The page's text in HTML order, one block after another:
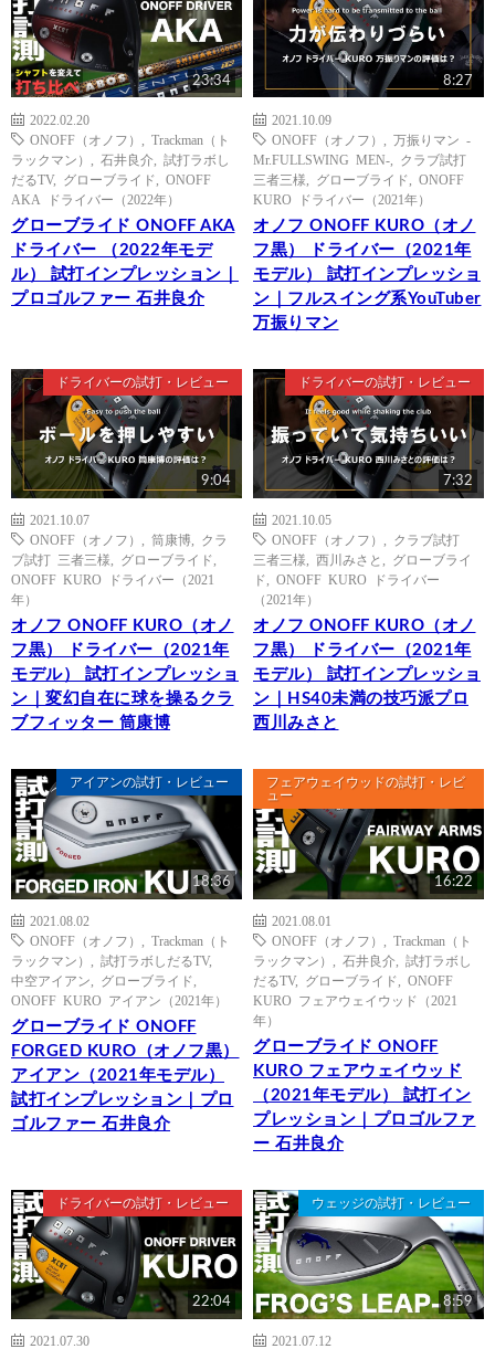
23:34
2022.02.20
ONOFF（オノフ）
Trackman（ト
ラックマン）
石井良介
試打ラボし
だるTV, グローブライド
ONOFF
AKA ドライバー（2022年）
グローブライド ONOFF AKA
ドライバー （2022年モデ
ル） 試打インプレッション｜
プロゴルファー 石井良介
8:27
2021.10.09
ONOFF（オノフ）
万振りマン -
Mr.FULLSWING MEN-
クラブ試打
三者三様
グローブライド
ONOFF
KURO ドライバー（2021年）
オノフ ONOFF KURO（オノ
フ黒） ドライバー（2021年
モデル） 試打インプレッショ
ン｜フルスイング系YouTuber
万振りマン
ドライバーの試打・レビュー
9:04
2021.10.07
ONOFF（オノフ）
筒康博
クラ
ブ試打 三者三様
グローブライド
ONOFF KURO ドライバー（2021
年）
オノフ ONOFF KURO（オノ
フ黒） ドライバー（2021年
モデル） 試打インプレッショ
ン｜変幻自在に球を操るクラ
ブフィッター 筒康博
ドライバーの試打・レビュー
7:32
2021.10.05
ONOFF（オノフ）
クラブ試打
三者三様
西川みさと
グローブライ
ド
ONOFF KURO ドライバー
（2021年）
オノフ ONOFF KURO（オノ
フ黒） ドライバー（2021年
モデル） 試打インプレッショ
ン｜HS40未満の技巧派プロ
西川みさと
アイアンの試打・レビュー
18:36
2021.08.02
ONOFF（オノフ）
Trackman（ト
ラックマン）
試打ラボしだるTV,
中空アイアン
グローブライド
ONOFF KURO アイアン（2021年）
グローブライド ONOFF
FORGED KURO（オノフ黒）
アイアン（2021年モデル）
試打インプレッション｜プロ
ゴルファー 石井良介
フェアウェイウッドの試打・レビ
ュー
16:22
2021.08.01
ONOFF（オノフ）
Trackman（ト
ラックマン）
石井良介
試打ラボし
だるTV, グローブライド
ONOFF
KURO フェアウェイウッド（2021
年）
グローブライド ONOFF
KURO フェアウェイウッド
（2021年モデル） 試打イン
プレッション｜プロゴルファ
ー 石井良介
ドライバーの試打・レビュー
22:04
2021.07.30
ウェッジの試打・レビュー
8:59
2021.07.12